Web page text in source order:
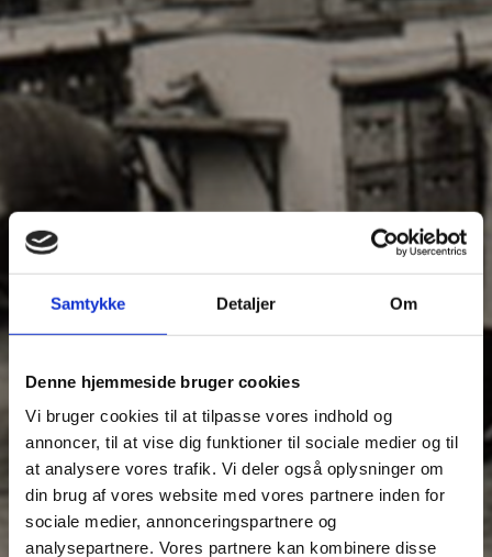
Samtykke Detaljer Om
Denne hjemmeside bruger cookies
Vi bruger cookies til at tilpasse vores indhold og
annoncer, til at vise dig funktioner til sociale medier og til
at analysere vores trafik. Vi deler også oplysninger om
din brug af vores website med vores partnere inden for
sociale medier, annonceringspartnere og
analysepartnere. Vores partnere kan kombinere disse